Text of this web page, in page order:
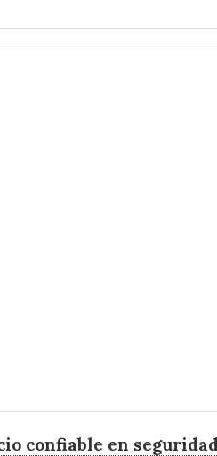
confiable en